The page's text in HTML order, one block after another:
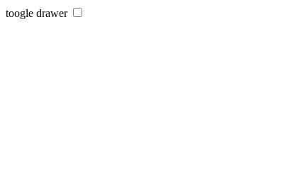
toogle drawer